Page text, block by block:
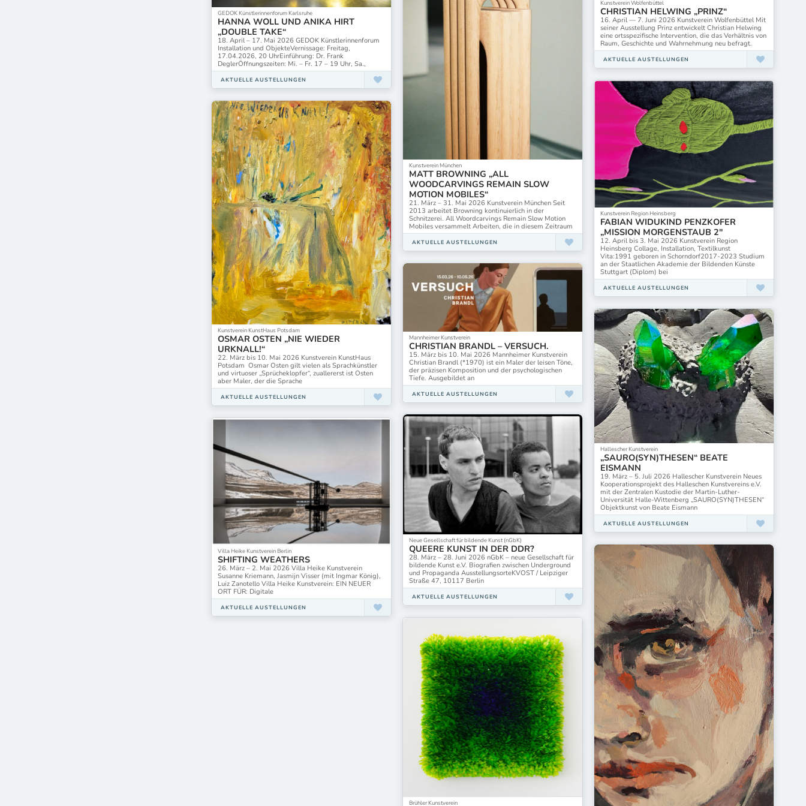
GEDOK Künstlerinnenforum Karlsruhe
HANNA WOLL UND ANIKA HIRT
„DOUBLE TAKE“
18. April – 17. Mai 2026 GEDOK Künstlerinnenforum
Installation und ObjekteVernissage: Freitag,
17.04.2026, 20 UhrEinführung: Dr. Frank
DeglerÖffnungszeiten: Mi. – Fr. 17 – 19 Uhr, Sa.,
AKTUELLE AUSTELLUNGEN
Kunstverein Wolfenbüttel
CHRISTIAN HELWING „PRINZ“
16. April — 7. Juni 2026 Kunstverein Wolfenbüttel Mit
seiner Ausstellung Prinz entwickelt Christian Helwing
eine ortsspezifische Intervention, die das Verhältnis von
Raum, Geschichte und Wahrnehmung neu befragt.
AKTUELLE AUSTELLUNGEN
Kunstverein München
MATT BROWNING „ALL
WOODCARVINGS REMAIN SLOW
MOTION MOBILES“
21. März – 31. Mai 2026 Kunstverein München Seit
2013 arbeitet Browning kontinuierlich in der
Schnitzerei. All Woordcarvings Remain Slow Motion
Mobiles versammelt Arbeiten, die in diesem Zeitraum
AKTUELLE AUSTELLUNGEN
Kunstverein Region Heinsberg
FABIAN WIDUKIND PENZKOFER
„MISSION MORGENSTAUB 2″
12. April bis 3. Mai 2026 Kunstverein Region
Heinsberg Collage, Installation, Textilkunst
Vita:1991 geboren in Schorndorf2017-2023 Studium
an der Staatlichen Akademie der Bildenden Künste
Stuttgart (Diplom) bei
AKTUELLE AUSTELLUNGEN
Kunstverein KunstHaus Potsdam
OSMAR OSTEN „NIE WIEDER
URKNALL!“
22. März bis 10. Mai 2026 Kunstverein KunstHaus
Potsdam Osmar Osten gilt vielen als Sprachkünstler
und virtuoser „Sprücheklopfer“, zuallererst ist Osten
aber Maler, der die Sprache
AKTUELLE AUSTELLUNGEN
Mannheimer Kunstverein
CHRISTIAN BRANDL – VERSUCH.
15. März bis 10. Mai 2026 Mannheimer Kunstverein
Christian Brandl (*1970) ist ein Maler der leisen Töne,
der präzisen Komposition und der psychologischen
Tiefe. Ausgebildet an
AKTUELLE AUSTELLUNGEN
Hallescher Kunstverein
„SAURO(SYN)THESEN“ BEATE
EISMANN
19. März – 5. Juli 2026 Hallescher Kunstverein Neues
Kooperationsprojekt des Halleschen Kunstvereins e.V.
mit der Zentralen Kustodie der Martin-Luther-
Universität Halle-Wittenberg „SAURO(SYN)THESEN“
Objektkunst von Beate Eismann
AKTUELLE AUSTELLUNGEN
Neue Gesellschaft für bildende Kunst (nGbK)
QUEERE KUNST IN DER DDR?
28. März – 28. Juni 2026 nGbK – neue Gesellschaft für
bildende Kunst e.V. Biografien zwischen Underground
und Propaganda AusstellungsorteKVOST / Leipziger
Straße 47, 10117 Berlin
AKTUELLE AUSTELLUNGEN
Villa Heike Kunstverein Berlin
SHIFTING WEATHERS
26. März – 2. Mai 2026 Villa Heike Kunstverein
Susanne Kriemann, Jasmijn Visser (mit Ingmar König),
Luiz Zanotello Villa Heike Kunstverein: EIN NEUER
ORT FÜR: Digitale
AKTUELLE AUSTELLUNGEN
Brühler Kunstverein